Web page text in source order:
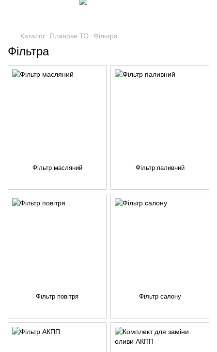
Каталог Планове ТО Фільтра
Фільтра
Фільтр масляний Фільтр паливний
Фільтр повітря Фільтр салону